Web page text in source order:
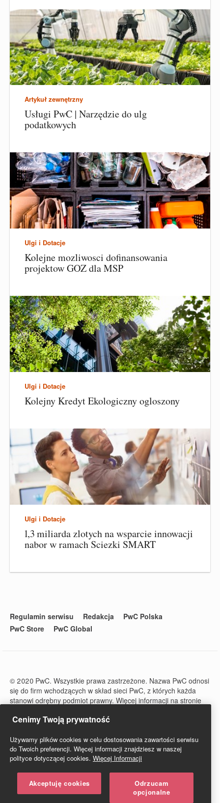
Artykuł zewnętrzny
Usługi PwC | Narzędzie do ulg
podatkowych
Ulgi i Dotacje
Kolejne mozliwosci dofinansowania
projektow GOZ dla MSP
Ulgi i Dotacje
Kolejny Kredyt Ekologiczny ogloszony
Ulgi i Dotacje
1,3 miliarda zlotych na wsparcie innowacji
nabor w ramach Sciezki SMART
Regulamin serwisu Redakcja
PwC Polska
PwC Store
PwC Global
© 2020 PwC. Wszystkie prawa zastrzeżone. Nazwa PwC odnosi
się do firm wchodzących w skład sieci PwC, z których każda
stanowi odrębny podmiot prawny. Więcej informacji na stronie
PwC Studio - Prawo i Podatki jest zarejestrowanym tytułem
Cenimy Twoją prywatność
Używamy plików cookies w celu dostosowania zawartości serwisu
do Twoich preferencji. Więcej informacji znajdziesz w naszej
polityce dotyczącej cookies. Więcej Informacji
Akceptuję cookies
Odrzucam
opcjonalne